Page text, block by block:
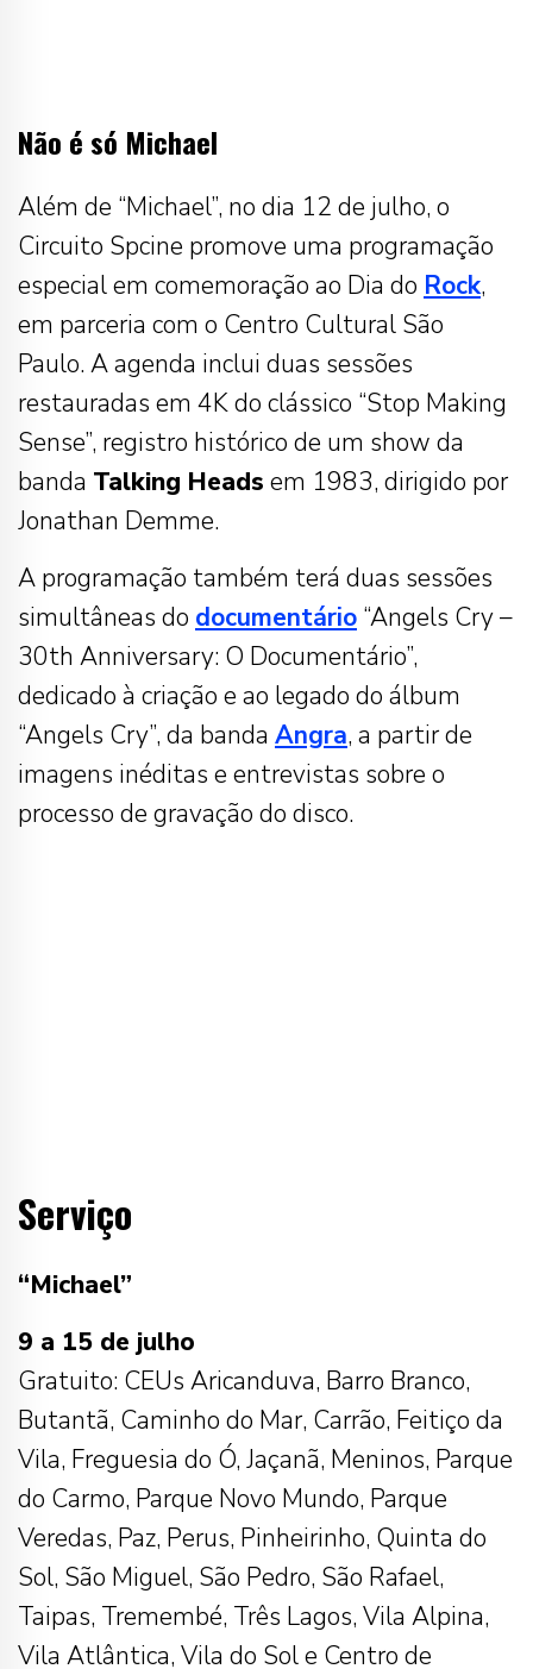
Não é só Michael
Além de “Michael”, no dia 12 de julho, o
Circuito Spcine promove uma programação
especial em comemoração ao Dia do Rock,
em parceria com o Centro Cultural São
Paulo. A agenda inclui duas sessões
restauradas em 4K do clássico “Stop Making
Sense”, registro histórico de um show da
banda Talking Heads em 1983, dirigido por
Jonathan Demme.
A programação também terá duas sessões
simultâneas do documentário “Angels Cry –
30th Anniversary: O Documentário”,
dedicado à criação e ao legado do álbum
“Angels Cry”, da banda Angra, a partir de
imagens inéditas e entrevistas sobre o
processo de gravação do disco.
Serviço
“Michael”
9 a 15 de julho
Gratuito: CEUs Aricanduva, Barro Branco,
Butantã, Caminho do Mar, Carrão, Feitiço da
Vila, Freguesia do Ó, Jaçanã, Meninos, Parque
do Carmo, Parque Novo Mundo, Parque
Veredas, Paz, Perus, Pinheirinho, Quinta do
Sol, São Miguel, São Pedro, São Rafael,
Taipas, Tremembé, Três Lagos, Vila Alpina,
Vila Atlântica, Vila do Sol e Centro de